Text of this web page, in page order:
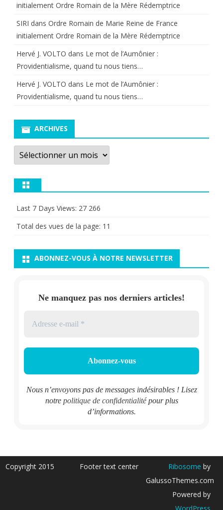
initialement Ordre Romain de la Mère Rédemptrice
SIRI dans Ordre Romain de Marie Reine de France
initialement Ordre Romain de la Mère Rédemptrice
Hervé J. VOLTO dans Le mot de l’Aumônier :
Providentialisme, quand tu nous tiens…
Hervé J. VOLTO dans Le mot de l’Aumônier :
Providentialisme, quand tu nous tiens…
ARCHIVES
Archives
Last 7 Days Views: 27 266
Total des vues de la page: 11
ABONNEZ-VOUS À NOTRE NEWSLETTER
Ne manquez pas nos derniers articles!
Nous n’envoyons pas de messages indésirables ! Lisez
notre politique de confidentialitépour plus
d’informations.
Copyright 2015 Footer text center Ribosome by
GalussoThemes.com
Powered by
WordPress